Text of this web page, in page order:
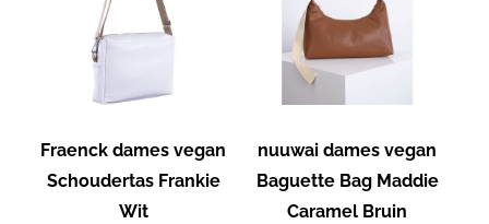
Fraenck dames vegan
Schoudertas Frankie
Wit
nuuwai dames vegan
Baguette Bag Maddie
Caramel Bruin